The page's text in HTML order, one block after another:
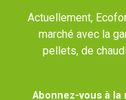
Actuellement,
marché avec la
pellets, de
Abonnez-vous à la